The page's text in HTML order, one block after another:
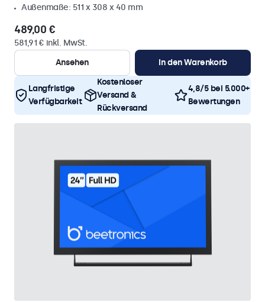
Außenmaße: 511 x 308 x 40 mm
489,00 €
581,91 € inkl. MwSt.
Ansehen
In den Warenkorb
Langfristige
Verfügbarkeit
Kostenloser
Versand &
Rückversand
4,8/5 bei 5.000+
Bewertungen